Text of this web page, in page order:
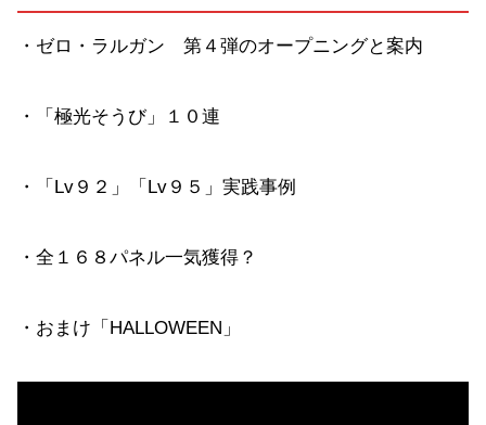
・ゼロ・ラルガン 第４弾のオープニングと案内
・「極光そうび」１０連
・「Lv９２」「Lv９５」実践事例
・全１６８パネル一気獲得？
・おまけ「HALLOWEEN」